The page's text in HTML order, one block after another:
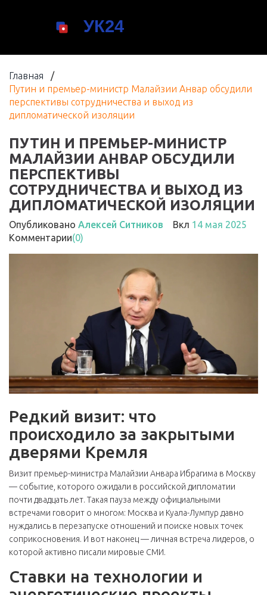
Главная /
Путин и премьер-министр Малайзии Анвар обсудили
перспективы сотрудничества и выход из
дипломатической изоляции
ПУТИН И ПРЕМЬЕР-МИНИСТР
МАЛАЙЗИИ АНВАР ОБСУДИЛИ
ПЕРСПЕКТИВЫ
СОТРУДНИЧЕСТВА И ВЫХОД ИЗ
ДИПЛОМАТИЧЕСКОЙ ИЗОЛЯЦИИ
Опубликовано Алексей Ситников Вкл 14 мая 2025
Комментарии(0)
Редкий визит: что
происходило за закрытыми
дверями Кремля
Визит премьер-министра Малайзии Анвара Ибрагима в Москву
— событие, которого ожидали в российской дипломатии
почти двадцать лет. Такая пауза между официальными
встречами говорит о многом: Москва и Куала-Лумпур давно
нуждались в перезапуске отношений и поиске новых точек
соприкосновения. И вот наконец — личная встреча лидеров, о
которой активно писали мировые СМИ.
Ставки на технологии и